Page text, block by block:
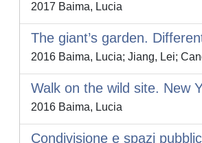
2017 Baima, Lucia
The giant’s garden.
2016 Baima, Lucia; Jiang, Lei;
Walk on the wild site. New
2016 Baima, Lucia
Condivisione e spazi